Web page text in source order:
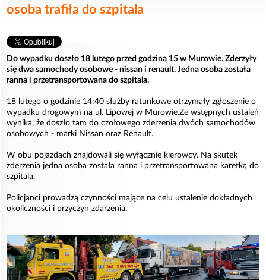
osoba trafiła do szpitala
Do wypadku doszło 18 lutego przed godziną 15 w Murowie. Zderzyły
się dwa samochody osobowe - nissan i renault. Jedna osoba została
ranna i przetransportowana do szpitala.
18 lutego o godzinie 14:40 służby ratunkowe otrzymały zgłoszenie o
wypadku drogowym na ul. Lipowej w Murowie.Ze wstępnych ustaleń
wynika, że doszło tam do czołowego zderzenia dwóch samochodów
osobowych - marki Nissan oraz Renault.
W obu pojazdach znajdowali się wyłącznie kierowcy. Na skutek
zderzenia jedna osoba została ranna i przetransportowana karetką do
szpitala.
Policjanci prowadzą czynności mające na celu ustalenie dokładnych
okoliczności i przyczyn zdarzenia.